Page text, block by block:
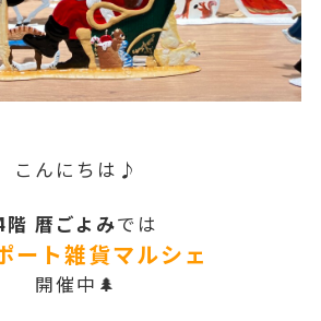
こんにちは♪
階 暦ごよみでは
ート雑貨マルシェ
開催中🌲